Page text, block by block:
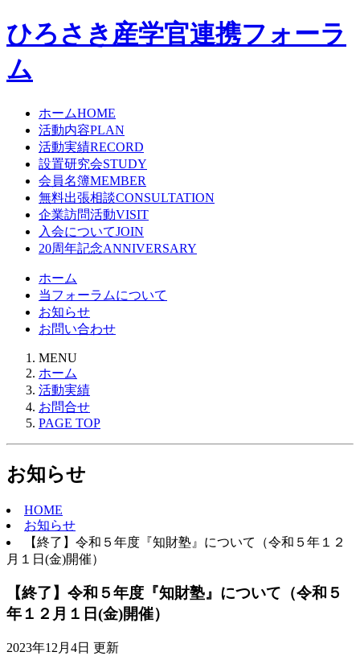
ひろさき産学官連携フォーラ
ム
ホームHOME
活動内容PLAN
活動実績RECORD
設置研究会STUDY
会員名簿MEMBER
無料出張相談CONSULTATION
企業訪問活動VISIT
入会についてJOIN
20周年記念ANNIVERSARY
ホーム
当フォーラムについて
お知らせ
お問い合わせ
MENU
ホーム
活動実績
お問合せ
PAGE TOP
お知らせ
HOME
お知らせ
【終了】令和５年度『知財塾』について（令和５年１２
月１日(金)開催）
【終了】令和５年度『知財塾』について（令和５
年１２月１日(金)開催）
2023年12月4日 更新